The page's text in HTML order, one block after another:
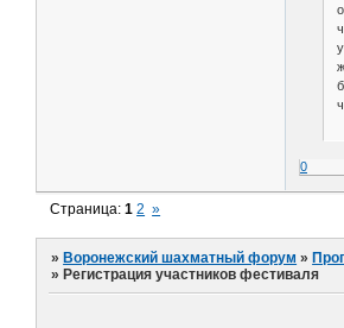
0
Страница:1 2 »
» Воронежский шахматный форум »
» Регистрация участников фестиваля